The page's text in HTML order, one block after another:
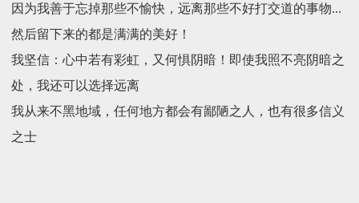
因为我善于忘掉那些不愉快，远离那些不好打交道的事物...
然后留下来的都是满满的美好！
我坚信：心中若有彩虹，又何惧阴暗！即使我照不亮阴暗之
处，我还可以选择远离
我从来不黑地域，任何地方都会有鄙陋之人，也有很多信义
之士